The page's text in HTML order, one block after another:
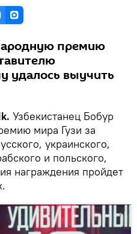
премию
удалось выучить
Узбекистанец Бобур
мира Гузи за
украинского,
и польского,
награждения пройдет